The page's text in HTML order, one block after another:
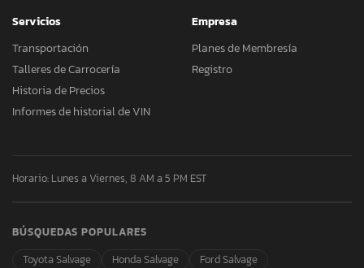
Servicios
Transportación
Talleres de Carrocería
Historia de Precios
Informes de historial de VIN
Empresa
Planes de Membresía
Registro
Horario: Lunes a Viernes, 8 AM a 5 PM EST
BÚSQUEDAS POPULARES
Toyota Salvage
Honda Salvage Ford Salvage